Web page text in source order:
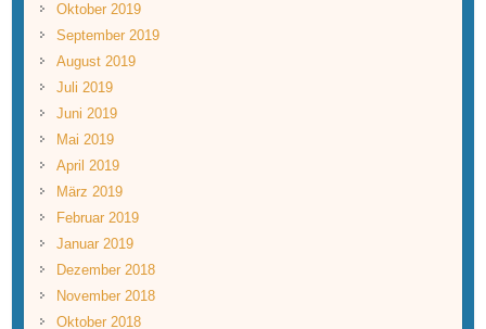
Oktober 2019
September 2019
August 2019
Juli 2019
Juni 2019
Mai 2019
April 2019
März 2019
Februar 2019
Januar 2019
Dezember 2018
November 2018
Oktober 2018